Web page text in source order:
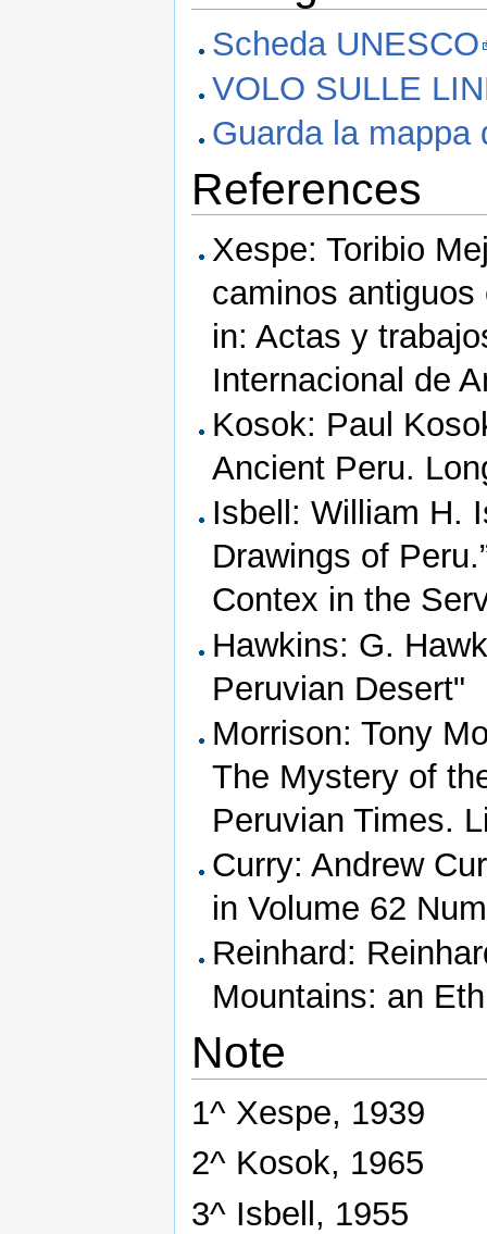
Scheda UNESCO
VOLO SULLE
Guarda la mappa
References
Xespe: Toribio
caminos
in: Actas y
Internacional de
Kosok: Paul
Ancient Peru.
Isbell: William H.
Drawings of
Contex in the
Hawkins: G.
Peruvian Desert"
Morrison: Tony
The Mystery of
Peruvian Times.
Curry: Andrew
in Volume 62
Reinhard:
Mountains: an
Note
1^ Xespe, 1939
2^ Kosok, 1965
3^ Isbell, 1955